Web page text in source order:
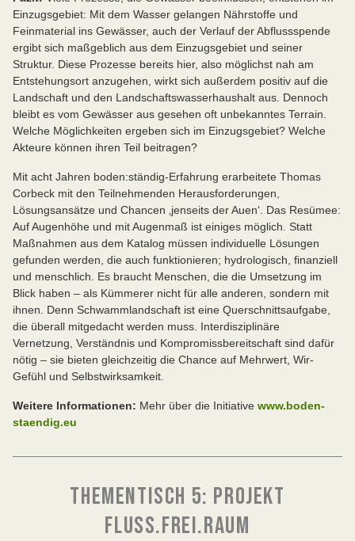
Einzugsgebiet: Mit dem Wasser gelangen Nährstoffe und
Feinmaterial ins Gewässer, auch der Verlauf der Abflussspende
ergibt sich maßgeblich aus dem Einzugsgebiet und seiner
Struktur. Diese Prozesse bereits hier, also möglichst nah am
Entstehungsort anzugehen, wirkt sich außerdem positiv auf die
Landschaft und den Landschaftswasserhaushalt aus. Dennoch
bleibt es vom Gewässer aus gesehen oft unbekanntes Terrain.
Welche Möglichkeiten ergeben sich im Einzugsgebiet? Welche
Akteure können ihren Teil beitragen?
Mit acht Jahren boden:ständig-Erfahrung erarbeitete Thomas
Corbeck mit den Teilnehmenden Herausforderungen,
Lösungsansätze und Chancen ‚jenseits der Auen‘. Das Resümee:
Auf Augenhöhe und mit Augenmaß ist einiges möglich. Statt
Maßnahmen aus dem Katalog müssen individuelle Lösungen
gefunden werden, die auch funktionieren; hydrologisch, finanziell
und menschlich. Es braucht Menschen, die die Umsetzung im
Blick haben – als Kümmerer nicht für alle anderen, sondern mit
ihnen. Denn Schwammlandschaft ist eine Querschnittsaufgabe,
die überall mitgedacht werden muss. Interdisziplinäre
Vernetzung, Verständnis und Kompromissbereitschaft sind dafür
nötig – sie bieten gleichzeitig die Chance auf Mehrwert, Wir-
Gefühl und Selbstwirksamkeit.
Weitere Informationen: Mehr über die Initiative www.boden-
staendig.eu
THEMENTISCH 5: PROJEKT
FLUSS.FREI.RAUM